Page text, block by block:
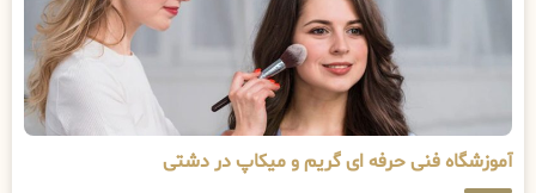
آموزشگاه فنی حرفه ای گریم و میکاپ در دشتی